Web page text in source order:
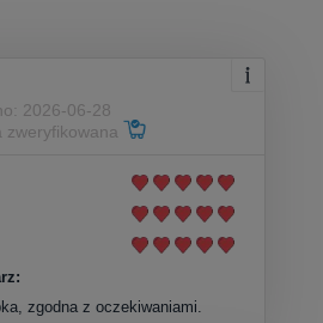
2026-06-28
zweryfikowana
zgodna z oczekiwaniami.